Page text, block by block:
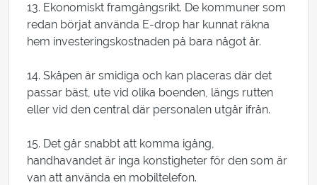
13. Ekonomiskt framgångsrikt. De kommuner som
redan börjat använda E-drop har kunnat räkna
hem investeringskostnaden på bara något år.
14. Skåpen är smidiga och kan placeras där det
passar bäst, ute vid olika boenden, längs rutten
eller vid den central där personalen utgår ifrån.
15. Det går snabbt att komma igång,
handhavandet är inga konstigheter för den som är
van att använda en mobiltelefon.